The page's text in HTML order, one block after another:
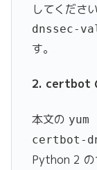
してくださ
dnssec-
す。
2. certbot
本文の
certbot-
Python 2 の